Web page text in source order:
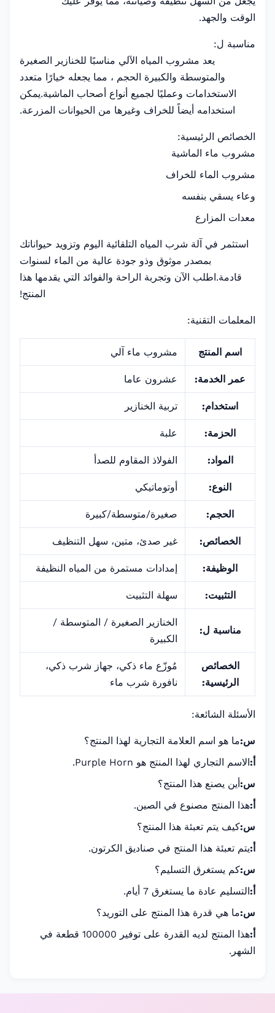
الوقت والجهد.
مناسبة ل:
يعد مشروب المياه الآلي مناسبًا للخنازير الصغيرة
والمتوسطة والكبيرة الحجم ، مما يجعله خيارًا متعدد
الاستخدامات وعمليًا لجميع أنواع أصحاب الماشية.يمكن
استخدامه أيضاً للخراف وغيرها من الحيوانات المزرعة.
الخصائص الرئيسية:
مشروب ماء الماشية
مشروب الماء للخراف
وعاء يسقي بنفسه
معدات المزارع
استثمر في آلة شرب المياه التلقائية اليوم وتزويد حيواناتك
بمصدر موثوق وذو جودة عالية من الماء لسنوات
قادمة.اطلب الآن وتجربة الراحة والفوائد التي يقدمها هذا
المنتج!
المعلمات التقنية:
اسم المنتج مشروب ماء آلي
عمر الخدمة: عشرون عاما
استخدام: تربية الخنازير
الحزمة: علبة
المواد: الفولاذ المقاوم للصدأ
النوع: أوتوماتيكي
الحجم: صغيرة/متوسطة/كبيرة
الخصائص: غير صدئ، متين، سهل التنظيف
الوظيفة: إمدادات مستمرة من المياه النظيفة
التثبيت: سهلة التثبيت
مناسبة ل:
الخنازير الصغيرة / المتوسطة /
الكبيرة
الخصائص
الرئيسية:
مُوزّع ماء ذكي، جهاز شرب ذكي،
نافورة شرب ماء
الأسئلة الشائعة:
س:ما هو اسم العلامة التجارية لهذا المنتج؟
أ:الاسم التجاري لهذا المنتج هو Purple Horn.
س:أين يصنع هذا المنتج؟
أ:هذا المنتج مصنوع في الصين.
س:كيف يتم تعبئة هذا المنتج؟
أ:يتم تعبئة هذا المنتج في صناديق الكرتون.
س:كم يستغرق التسليم؟
أ:التسليم عادة ما يستغرق 7 أيام.
س:ما هي قدرة هذا المنتج على التوريد؟
أ:
هذا المنتج لديه القدرة على توفير 100000 قطعة في
الشهر.